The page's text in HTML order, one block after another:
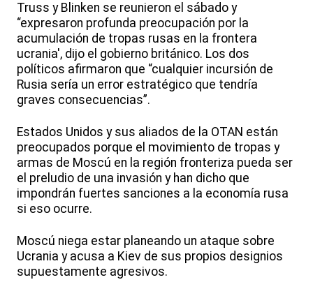
Truss y Blinken se reunieron el sábado y
“expresaron profunda preocupación por la
acumulación de tropas rusas en la frontera
ucrania', dijo el gobierno británico. Los dos
políticos afirmaron que “cualquier incursión de
Rusia sería un error estratégico que tendría
graves consecuencias”.
Estados Unidos y sus aliados de la OTAN están
preocupados porque el movimiento de tropas y
armas de Moscú en la región fronteriza pueda ser
el preludio de una invasión y han dicho que
impondrán fuertes sanciones a la economía rusa
si eso ocurre.
Moscú niega estar planeando un ataque sobre
Ucrania y acusa a Kiev de sus propios designios
supuestamente agresivos.